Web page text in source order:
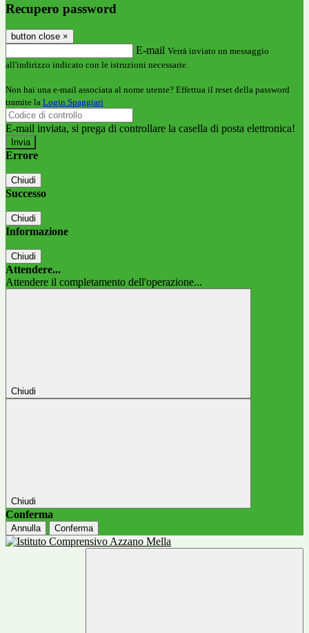
Recupero password
button close ×
E-mail Verrà inviato un messaggio
all'indirizzo indicato con le istruzioni necessarie.
Non hai una e-mail associata al nome utente? Effettua il reset della password
tramite la Login Spaggiari
E-mail inviata, si prega di controllare la casella di posta elettronica!
Errore
Chiudi
Successo
Chiudi
Informazione
Chiudi
Attendere...
Attendere il completamento dell'operazione...
Chiudi
Chiudi
Conferma
Annulla Conferma